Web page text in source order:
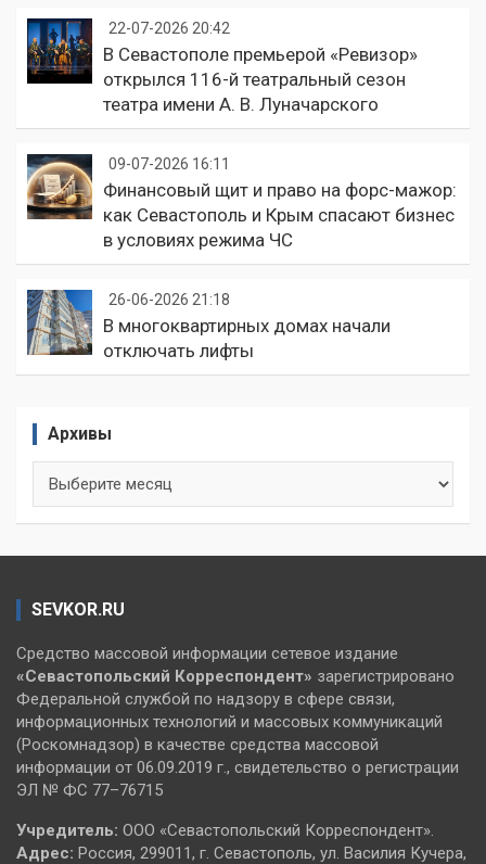
22-07-2026 20:42
В Севастополе премьерой «Ревизор»
открылся 116-й театральный сезон
театра имени А. В. Луначарского
09-07-2026 16:11
Финансовый щит и право на форс-мажор:
как Севастополь и Крым спасают бизнес
в условиях режима ЧС
26-06-2026 21:18
В многоквартирных домах начали
отключать лифты
Архивы
SEVKOR.RU
Средство массовой информации сетевое издание
«Севастопольский Корреспондент» зарегистрировано
Федеральной службой по надзору в сфере связи,
информационных технологий и массовых коммуникаций
(Роскомнадзор) в качестве средства массовой
информации от 06.09.2019 г., свидетельство о регистрации
ЭЛ № ФС 77–76715
Учредитель: ООО «Севастопольский Корреспондент».
Адрес: Россия, 299011, г. Севастополь, ул. Василия Кучера,